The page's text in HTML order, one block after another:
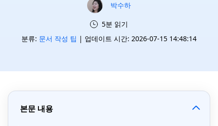
박수하
5분 읽기
분류: 문서 작성 팁 | 업데이트 시간: 2026-07-15 14:48:14
본문 내용